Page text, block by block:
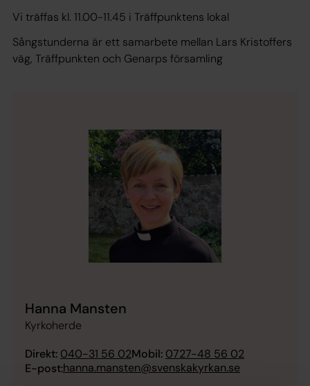
Vi träffas kl. 11.00-11.45 i Träffpunktens lokal
Sångstunderna är ett samarbete mellan Lars Kristoffers
väg, Träffpunkten och Genarps församling
Hanna Mansten
Kyrkoherde
Direkt: 040-31 56 02Mobil: 0727-48 56 02
E-post:hanna.mansten@svenskakyrkan.se